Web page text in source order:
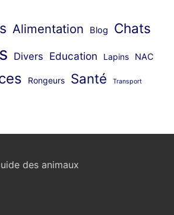
Alimentation Blog Chats
Divers Education Lapins NAC
Rongeurs Santé Transport
des animaux